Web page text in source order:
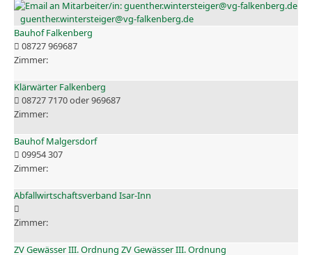
guenther.wintersteiger@vg-falkenberg.de
Bauhof Falkenberg
08727 969687
Klärwärter Falkenberg
08727 7170 oder 969687
Bauhof Malgersdorf
09954 307
Abfallwirtschaftsverband Isar-Inn
ZV Gewässer III. Ordnung ZV Gewässer III. Ordnung